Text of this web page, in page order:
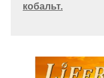
кобальт.